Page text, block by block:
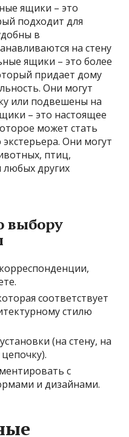
ящики – это
подходит для
в
на стену
ящики – это более
придает дому
Они могут
или подвешены на
– это настоящее
может стать
Они могут
птиц,
любых других
выбору
соответствует
стилю
(на стену, на
с
и дизайнами.